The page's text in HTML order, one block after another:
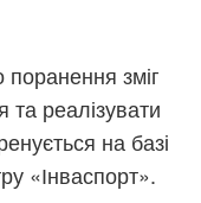
поранення зміг
та реалізувати
на базі
«Інваспорт».